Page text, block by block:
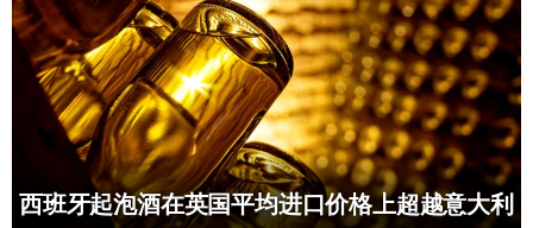
西班牙起泡酒在英国平均进口价格上超越意大利